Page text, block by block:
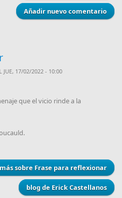
Añadir nuevo comentario
JUE, 17/02/2022 - 10:00
que el vicio rinde a la
sobre Frase para reflexionar
blog de Erick Castellanos